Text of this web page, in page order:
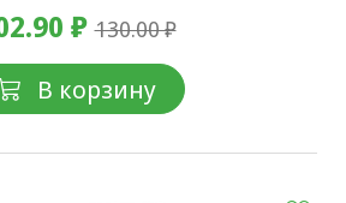
₽130.00 ₽
В корзину